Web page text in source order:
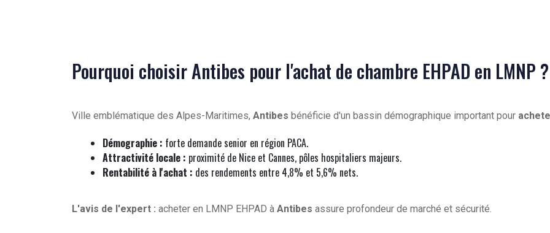
Pourquoi choisir Antibes pour l'achat de chambre EHPAD en LMNP ?
Ville emblématique des Alpes-Maritimes, Antibes bénéficie d'un bassin démographique important pour
Démographie : forte demande senior en région PACA.
Attractivité locale : proximité de Nice et Cannes, pôles hospitaliers majeurs.
Rentabilité à l'achat : des rendements entre 4,8% et 5,6% nets.
L'avis de l'expert : acheter en LMNP EHPAD à Antibes assure profondeur de marché et sécurité.